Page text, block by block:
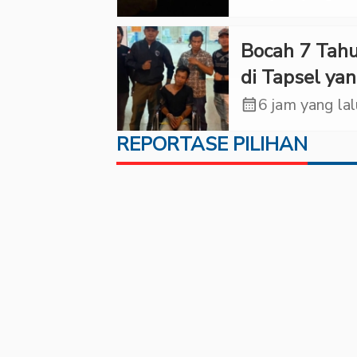
Lorenza
Bocah 7
di Tapsel
Ditemukan
Tewas di
Ternyata
calendar_month6 jam yang
REPORTASE PILIHAN